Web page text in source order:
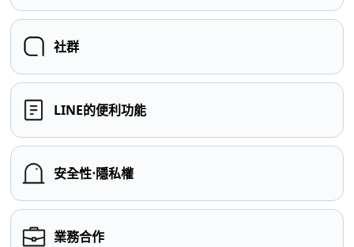
社群
LINE的便利功能
安全性⋅隱私權
業務合作